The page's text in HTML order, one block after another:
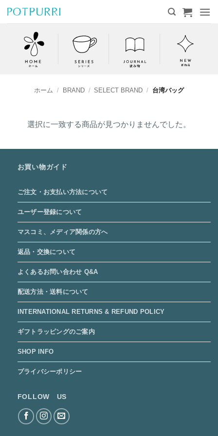
ホーム / BRAND / SELECT BRAND / 台湾バッグ
選択に一致する商品が見つかりませんでした。
お買い物ガイド
ご注文・お支払い方法について
ユーザー登録について
マスコミ、メディア関係の方へ
返品・交換について
よくあるお問い合わせ Q&A
配送方法・送料について
INTERNATIONAL RETURNS & REFUND POLICY
ギフトラッピングのご案内
SHOP INFO
プライバシーポリシー
FOLLOW US